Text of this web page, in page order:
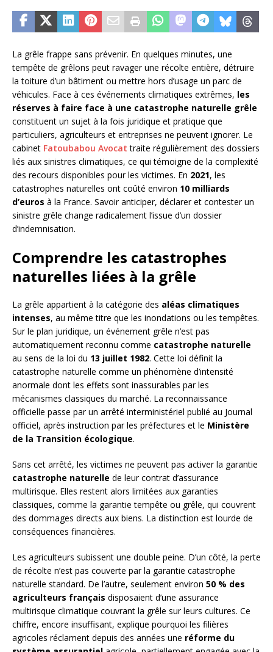
La grêle frappe sans prévenir. En quelques minutes, une
tempête de grêlons peut ravager une récolte entière, détruire
la toiture d’un bâtiment ou mettre hors d’usage un parc de
véhicules. Face à ces événements climatiques extrêmes, les
réserves à faire face à une catastrophe naturelle grêle
constituent un sujet à la fois juridique et pratique que
particuliers, agriculteurs et entreprises ne peuvent ignorer. Le
cabinet Fatoubabou Avocat traite régulièrement des dossiers
liés aux sinistres climatiques, ce qui témoigne de la complexité
des recours disponibles pour les victimes. En 2021, les
catastrophes naturelles ont coûté environ 10 milliards
d’euros à la France. Savoir anticiper, déclarer et contester un
sinistre grêle change radicalement l’issue d’un dossier
d’indemnisation.
Comprendre les catastrophes
naturelles liées à la grêle
La grêle appartient à la catégorie des aléas climatiques
intenses, au même titre que les inondations ou les tempêtes.
Sur le plan juridique, un événement grêle n’est pas
automatiquement reconnu comme catastrophe naturelle
au sens de la loi du 13 juillet 1982. Cette loi définit la
catastrophe naturelle comme un phénomène d’intensité
anormale dont les effets sont inassurables par les
mécanismes classiques du marché. La reconnaissance
officielle passe par un arrêté interministériel publié au Journal
officiel, après instruction par les préfectures et le Ministère
de la Transition écologique.
Sans cet arrêté, les victimes ne peuvent pas activer la garantie
catastrophe naturelle de leur contrat d’assurance
multirisque. Elles restent alors limitées aux garanties
classiques, comme la garantie tempête ou grêle, qui couvrent
des dommages directs aux biens. La distinction est lourde de
conséquences financières.
Les agriculteurs subissent une double peine. D’un côté, la perte
de récolte n’est pas couverte par la garantie catastrophe
naturelle standard. De l’autre, seulement environ 50 % des
agriculteurs français disposaient d’une assurance
multirisque climatique couvrant la grêle sur leurs cultures. Ce
chiffre, encore insuffisant, explique pourquoi les filières
agricoles réclament depuis des années une réforme du